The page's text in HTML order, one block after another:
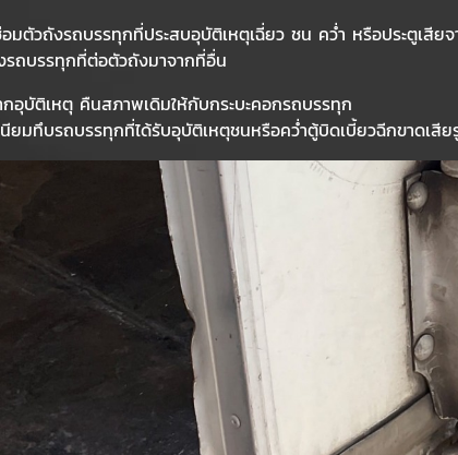
มตัวถังรถบรรทุกที่ประสบอุบัติเหตุเฉี่ยว ชน คว่ำ หรือประตูเสีย
รถบรรทุกที่ต่อตัวถังมาจากที่อื่น
อุบัติเหตุ คืนสภาพเดิมให้กับกระบะคอกรถบรรทุก
มทึบรถบรรทุกที่ได้รับอุบัติเหตุชนหรือคว่ำตู้บิดเบี้ยวฉีกขาดเสี